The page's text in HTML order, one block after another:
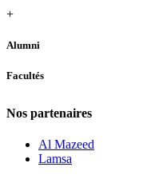
+
Alumni
Facultés
Nos partenaires
Al Mazeed
Lamsa